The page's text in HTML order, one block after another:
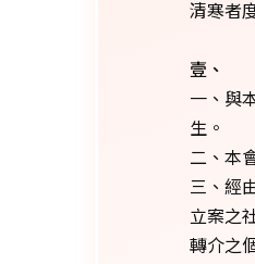
清寒者
壹、
一、與
生。
二、本
三、經
立案之
轉介之